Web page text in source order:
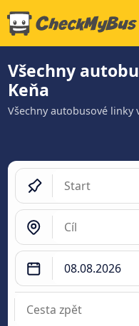
Všechny
Keňa
Všechny autobusové linky